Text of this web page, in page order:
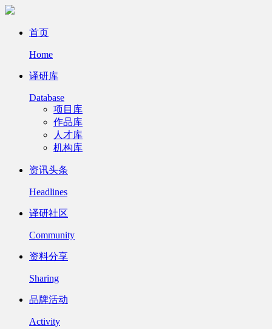
首页
Home
译研库
Database
项目库
作品库
人才库
机构库
资讯头条
Headlines
译研社区
Community
资料分享
Sharing
品牌活动
Activity